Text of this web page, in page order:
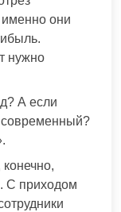
они
нужно
А если
современный?
С приходом